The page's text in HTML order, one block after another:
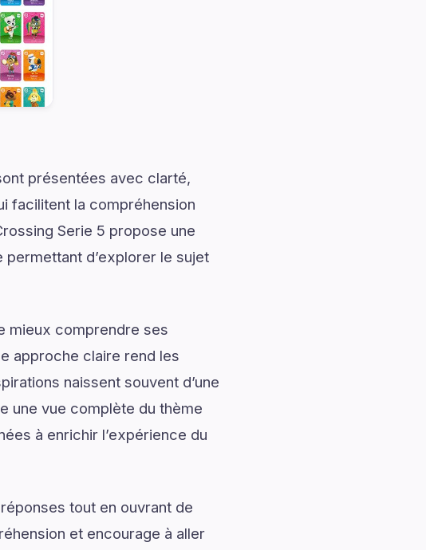
présentées avec clarté,
facilitent la compréhension
Serie 5 propose une
d’explorer le sujet
mieux comprendre ses
approche claire rend les
naissent souvent d’une
une vue complète du thème
à enrichir l’expérience du
tout en ouvrant de
et encourage à aller